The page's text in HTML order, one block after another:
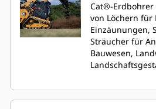
Cat®-Erdbohrer
von Löchern für
Einzäunungen,
Sträucher für
Bauwesen,